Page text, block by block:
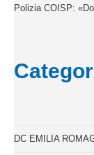
Polizia COISP:
DC EMILIA